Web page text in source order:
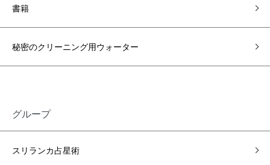
書籍
秘密のクリーニング用ウォーター
グループ
スリランカ占星術